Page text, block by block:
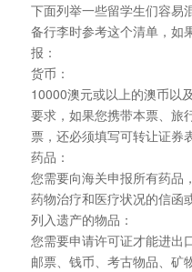
下面列举一些留学生们容易
备行李时参考这个清单，如
报：
货币：
10000澳元或以上的澳币以
要求，如果您携带本票、旅
票，还必须填写可转让证券
药品：
您需要向海关申报所有药品
药物治疗和医疗状况的信函
列入遗产的物品：
您需要申请许可证才能进出
邮票、钱币、考古物品、矿